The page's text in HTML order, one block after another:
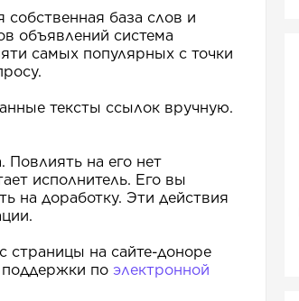
собственная база слов и
объявлений система
самых популярных с точки
тексты ссылок вручную.
Повлиять на его нет
исполнитель. Его вы
на доработку. Эти действия
страницы на сайте-доноре
поддержки по электронной